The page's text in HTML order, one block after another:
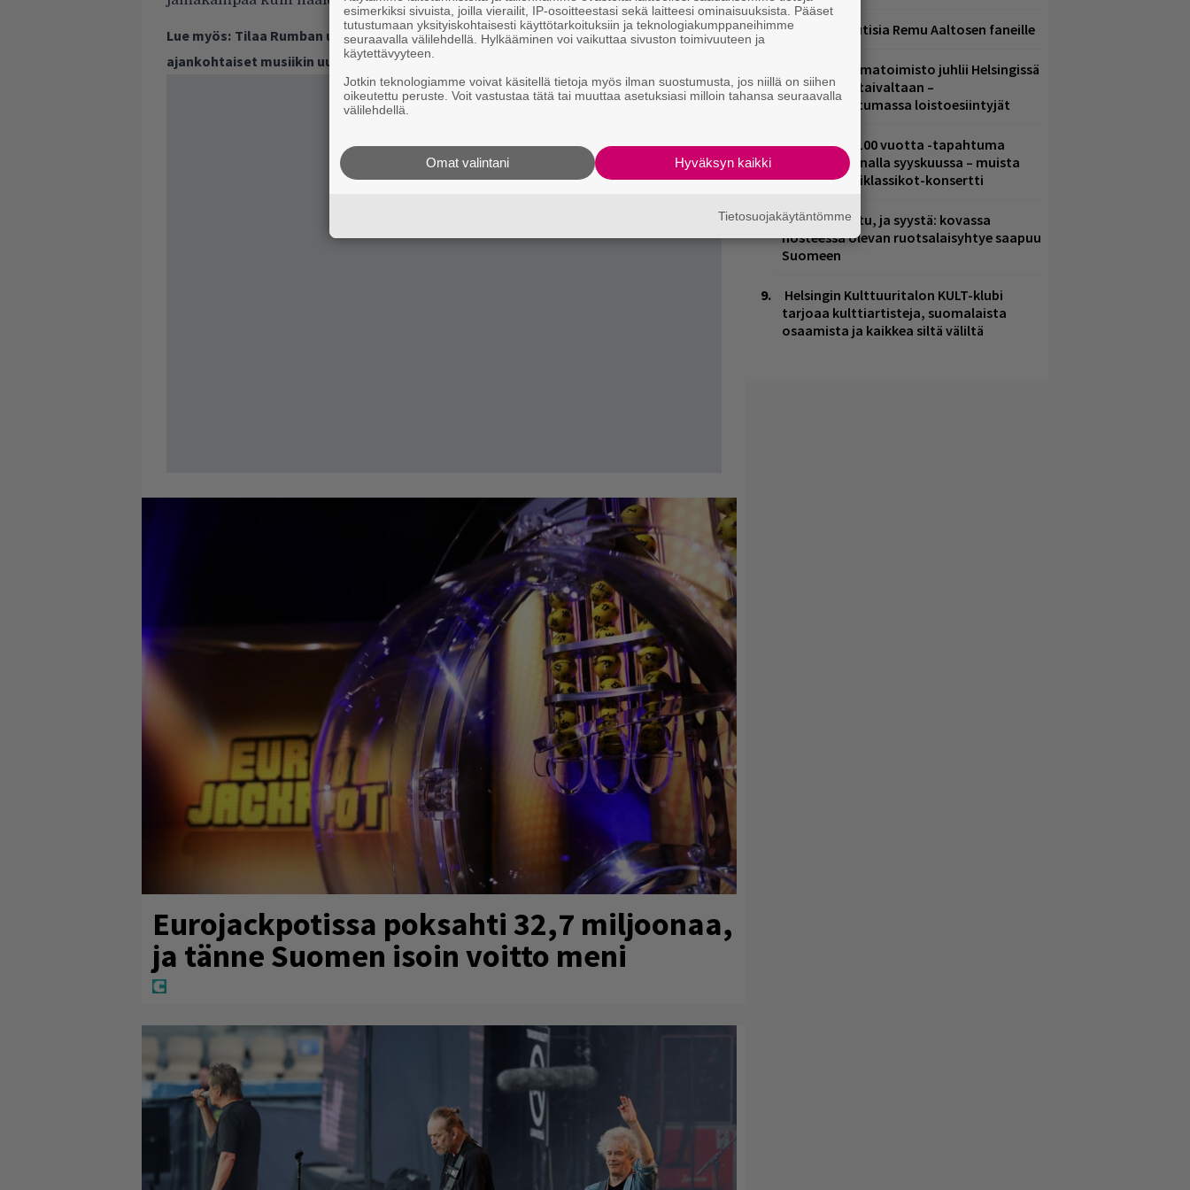
Lue myös: Tilaa Rumban uutiskirje ja tiedät mistä kahvitauolla puhutaan! Nappaa
ajankohtaiset musiikin uutiset ja puheenaiheet suoraan sähköpostiin tästä.
Eurojackpotissa poksahti 32,7 miljoonaa,
ja tänne Suomen isoin voitto meni
Mainioita uutisia Remu Aaltosen faneille
Mainio ohjelmatoimisto juhlii Helsingissä
10-vuotista taivaltaan –
ilmaistapahtumassa loistoesiintyjät
Valtava Yle 100 vuotta -tapahtuma
Veikkaus Arenalla syyskuussa – muista
myös metalliklassikot-konsertti
Kent mainittu, ja syystä: kovassa
nosteessa olevan ruotsalaisyhtye saapuu
Suomeen
Helsingin Kulttuuritalon KULT-klubi
tarjoaa kulttiartisteja, suomalaista
osaamista ja kaikkea siltä väliltä
esimerkiksi sivuista, joilla vierailit, IP-osoitteestasi sekä laitteesi ominaisuuksista. Pääset
tutustumaan yksityiskohtaisesti käyttötarkoituksiin ja teknologiakumppaneihimme
seuraavalla välilehdellä. Hylkääminen voi vaikuttaa sivuston toimivuuteen ja
käytettävyyteen.
Jotkin teknologiamme voivat käsitellä tietoja myös ilman suostumusta, jos niillä on siihen
oikeutettu peruste. Voit vastustaa tätä tai muuttaa asetuksiasi milloin tahansa seuraavalla
välilehdellä.
Hyväksyn kaikki
Omat valintani
Tietosuojakäytäntömme